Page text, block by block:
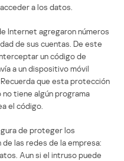
a los datos.
Internet agregaron números
de sus cuentas. De este
un código de
a un dispositivo móvil
que esta protección
tiene algún programa
el código.
de proteger los
las redes de la empresa:
Aun si el intruso puede